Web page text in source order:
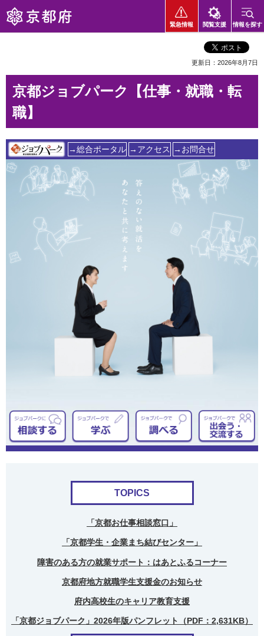
京都府
緊急情報 閲覧支援 情報を探す
更新日：2026年8月7日
京都ジョブパーク【仕事・就職・転
職】
→総合ポータル → アクセス → お問合せ
TOPICS
「京都お仕事相談窓口」
「京都学生・企業まち結びセンター」
障害のある方の就業サポート：はあとふるコーナー
京都府地方就職学生支援金のお知らせ
府内高校生のキャリア教育支援
「京都ジョブパーク」2026年版パンフレット（PDF：2,631KB）